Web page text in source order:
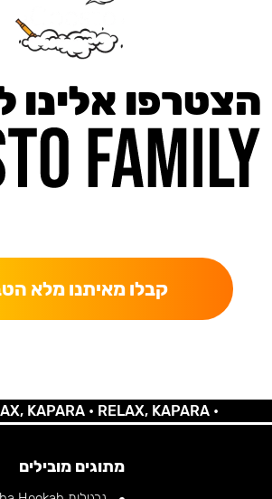
הצטרפו אלינו
קבלו מאיתנו מלא
•RELAX, KAPARA •
מתוגים מובילים